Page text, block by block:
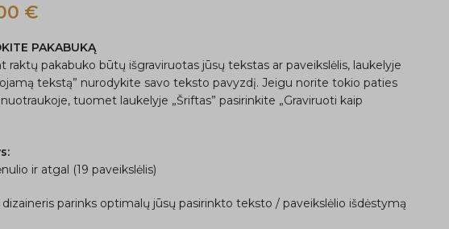
€
PAKABUKĄ
raktų pakabuko būtų išgraviruotas jūsų tekstas ar paveikslėlis, laukelyje
tekstą” nurodykite savo teksto pavyzdį. Jeigu norite tokio paties
tuomet laukelyje „Šriftas” pasirinkite „Graviruoti kaip
ir atgal (19 paveikslėlis)
dizaineris parinks optimalų jūsų pasirinkto teksto / paveikslėlio išdėstymą